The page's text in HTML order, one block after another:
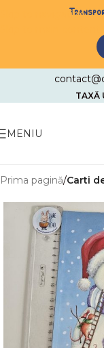
Skip to navigation
TAXĂ
MENIU
Prima pagină Carti